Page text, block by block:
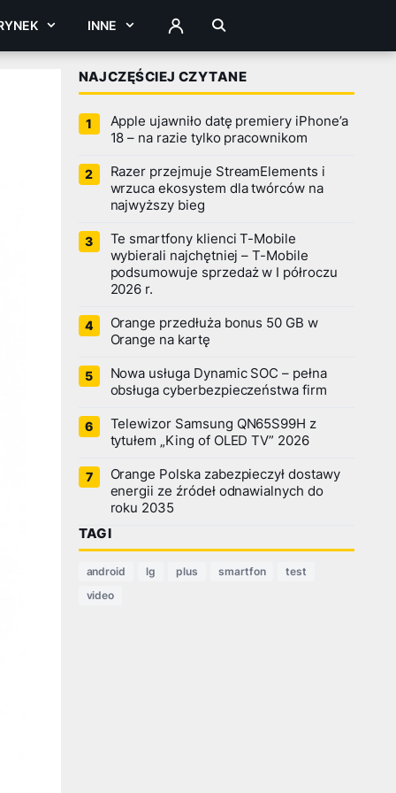
INNE ZALOGUJ
NAJCZĘŚCIEJ CZYTANE
Apple ujawniło datę premiery iPhone’a
18 – na razie tylko pracownikom
Razer przejmuje StreamElements i
wrzuca ekosystem dla twórców na
najwyższy bieg
Te smartfony klienci T-Mobile
wybierali najchętniej – T-Mobile
podsumowuje sprzedaż w I półroczu
2026 r.
Orange przedłuża bonus 50 GB w
Orange na kartę
Nowa usługa Dynamic SOC – pełna
obsługa cyberbezpieczeństwa firm
Telewizor Samsung QN65S99H z
tytułem „King of OLED TV” 2026
Orange Polska zabezpieczył dostawy
energii ze źródeł odnawialnych do
roku 2035
TAGI
android lg plus smartfon
test
video